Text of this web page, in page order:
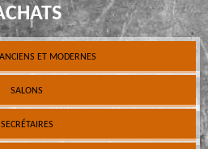
ET MODERNES
SALONS
SECRÉTAIRES